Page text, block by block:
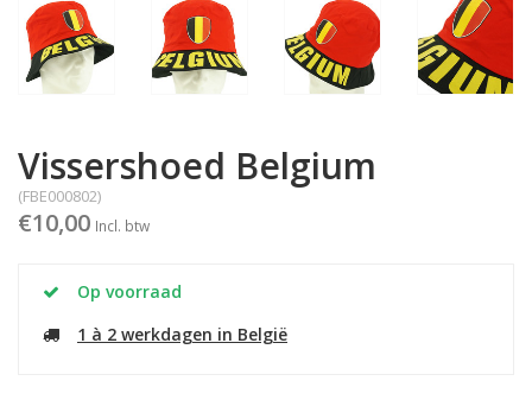
Vissershoed Belgium
(FBE000802)
€10,00 Incl. btw
Op voorraad
1 à 2 werkdagen in België